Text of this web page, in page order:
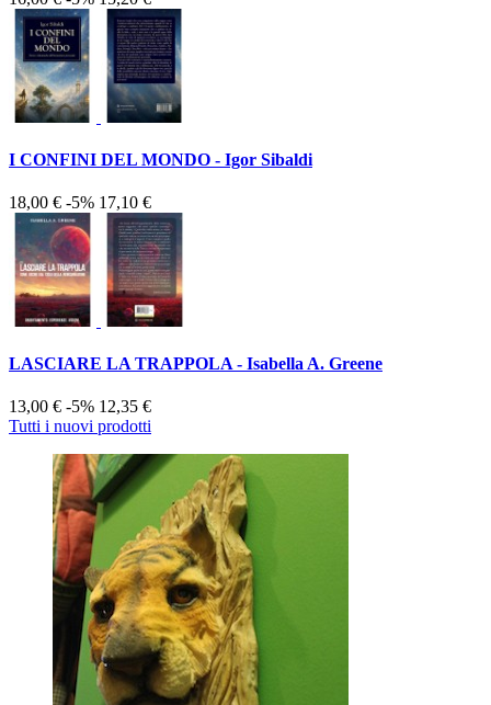
I CONFINI DEL MONDO - Igor Sibaldi
18,00 € -5% 17,10 €
LASCIARE LA TRAPPOLA - Isabella A. Greene
13,00 € -5% 12,35 €
Tutti i nuovi prodotti